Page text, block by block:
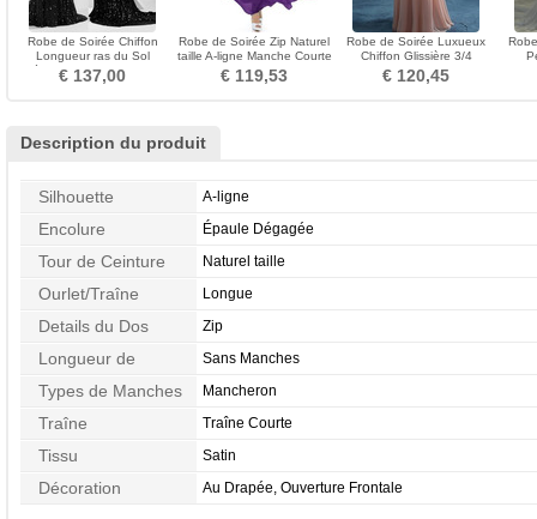
Robe de Soirée Chiffon
Longueur ras du Sol
Désirable Sans Manches
€ 137,00
Robe de Soirée Zip Naturel
taille A-ligne Manche Courte
Chiffon
€ 119,53
Robe de Soirée Luxueux
Chiffon Glissière 3/4
Manche Col Bateau
€ 120,45
Description du produit
Silhouette A-ligne
Encolure Épaule Dégagée
Tour de Ceinture Naturel taille
Ourlet/Traîne Longue
Details du Dos Zip
Longueur de
Manches
Sans Manches
Types de Manches Mancheron
Traîne Traîne Courte
Tissu Satin
Décoration Au Drapée, Ouverture Frontale